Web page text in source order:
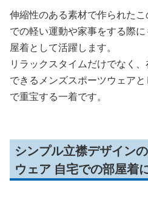
伸縮性のある素材で作られた
での軽い運動や家事をする際
屋着として活躍します。
リラックスタイムだけでなく
できるメンズスポーツウェア
で重宝する一着です。
シンプル立襟デザイン
ウェア 自宅での部屋着